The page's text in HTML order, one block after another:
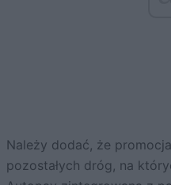
Należy dodać, że
pozostałych dróg, na